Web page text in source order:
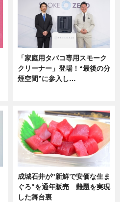
「家庭用タバコ専用スモーク
クリーナー」登場！“最後の分
煙空間”に参入し…
成城石井が"新鮮で安価な生ま
ぐろ"を通年販売 難題を実現
した舞台裏